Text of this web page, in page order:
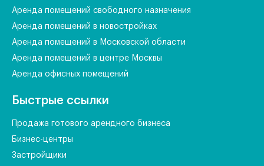
Аренда помещений свободного назначения
Аренда помещений в новостройках
Аренда помещений в Московской области
Аренда помещений в центре Москвы
Аренда офисных помещений
Быстрые ссылки
Продажа готового арендного бизнеса
Бизнес-центры
Застройщики